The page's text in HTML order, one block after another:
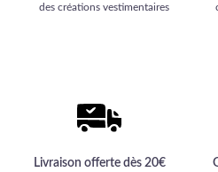
des créations vestimentaires
Livraison offerte dès 20€